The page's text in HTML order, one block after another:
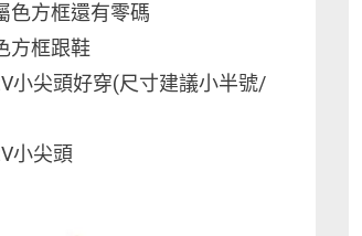
色方框還有零碼
方框跟鞋
小尖頭好穿(尺寸建議小半號/
小尖頭